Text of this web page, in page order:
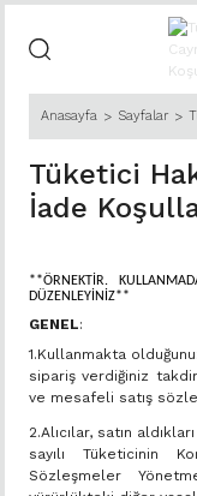
Anasayfa Sayfalar
Tüketici
İade
**ÖRNEKTİR.
DÜZENLEYİNİZ**
GENEL:
1.Kullanmakta
sipariş verdiğiniz
ve mesafeli satış
2.Alıcılar, satın
sayılı Tüketicinin
Sözleşmeler